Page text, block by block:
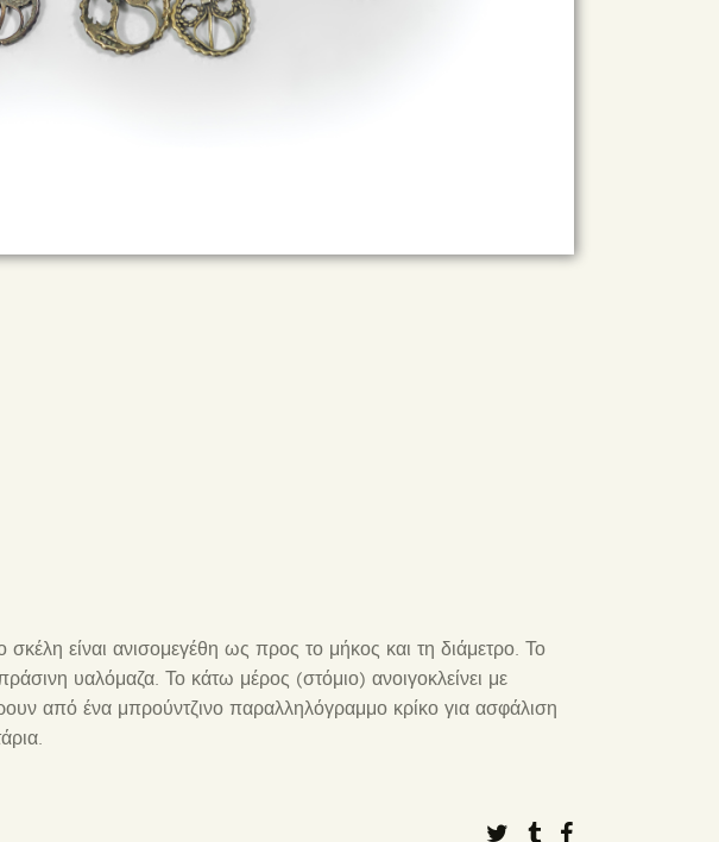
είναι ανισομεγέθη ως προς το μήκος και τη διάμετρο. Το
υαλόμαζα. Το κάτω μέρος (στόμιο) ανοιγοκλείνει με
από ένα μπρούντζινο παραλληλόγραμμο κρίκο για ασφάλιση